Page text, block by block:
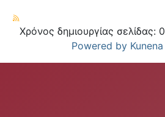
Χρόνος δημιουργίας σελίδας:
Powered by